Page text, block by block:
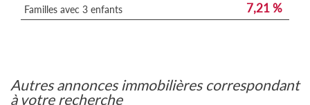
Familles avec 3 enfants 7,21 %
autres annonces immobilières correspondant
à votre recherche